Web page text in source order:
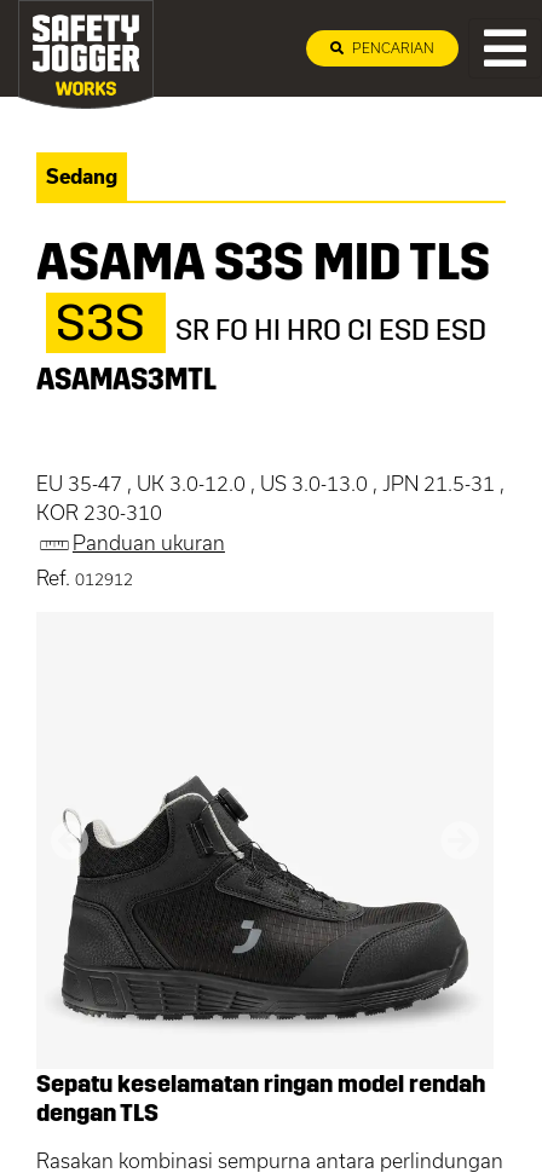
PENCARIAN
Sedang
ASAMA S3S MID TLS
S3S
SR FO HI HRO CI ESD ESD
ASAMAS3MTL
EU 35-47 , UK 3.0-12.0 , US 3.0-13.0 , JPN 21.5-31 ,
KOR 230-310
Panduan ukuran
Ref. 012912
Sebelumnya
Sepatu keselamatan ringan model rendah
dengan TLS
Rasakan kombinasi sempurna antara perlindungan